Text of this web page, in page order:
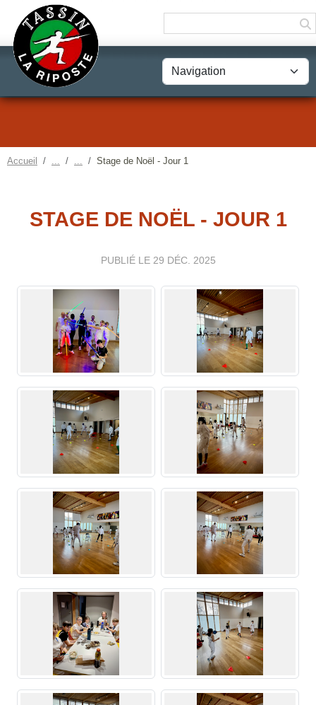
Accueil Stage de Noël - Jour 1
STAGE DE NOËL - JOUR 1
PUBLIÉ LE 29 DÉC. 2025
Panneau de gestion des cookies